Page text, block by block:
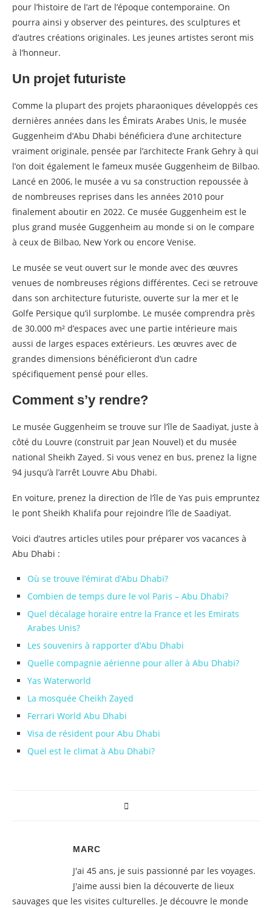
pour l’histoire de l’art de l’époque contemporaine. On
pourra ainsi y observer des peintures, des sculptures et
d’autres créations originales. Les jeunes artistes seront mis
à l’honneur.
Un projet futuriste
Comme la plupart des projets pharaoniques développés ces
dernières années dans les Émirats Arabes Unis, le musée
Guggenheim d’Abu Dhabi bénéficiera d’une architecture
vraiment originale, pensée par l’architecte Frank Gehry à qui
l’on doit également le fameux musée Guggenheim de Bilbao.
Lancé en 2006, le musée a vu sa construction repoussée à
de nombreuses reprises dans les années 2010 pour
finalement aboutir en 2022. Ce musée Guggenheim est le
plus grand musée Guggenheim au monde si on le compare
à ceux de Bilbao, New York ou encore Venise.
Le musée se veut ouvert sur le monde avec des œuvres
venues de nombreuses régions différentes. Ceci se retrouve
dans son architecture futuriste, ouverte sur la mer et le
Golfe Persique qu’il surplombe. Le musée comprendra près
de 30.000 m² d’espaces avec une partie intérieure mais
aussi de larges espaces extérieurs. Les œuvres avec de
grandes dimensions bénéficieront d’un cadre
spécifiquement pensé pour elles.
Comment s’y rendre?
Le musée Guggenheim se trouve sur l’île de Saadiyat, juste à
côté du Louvre (construit par Jean Nouvel) et du musée
national Sheikh Zayed. Si vous venez en bus, prenez la ligne
94 jusqu’à l’arrêt Louvre Abu Dhabi.
En voiture, prenez la direction de l’île de Yas puis empruntez
le pont Sheikh Khalifa pour rejoindre l’île de Saadiyat.
Voici d’autres articles utiles pour préparer vos vacances à
Abu Dhabi :
Où se trouve l’émirat d’Abu Dhabi?
Combien de temps dure le vol Paris – Abu Dhabi?
Quel décalage horaire entre la France et les Emirats
Arabes Unis?
Les souvenirs à rapporter d’Abu Dhabi
Quelle compagnie aérienne pour aller à Abu Dhabi?
Yas Waterworld
La mosquée Cheikh Zayed
Ferrari World Abu Dhabi
Visa de résident pour Abu Dhabi
Quel est le climat à Abu Dhabi?
MARC
J'ai 45 ans, je suis passionné par les voyages.
J'aime aussi bien la découverte de lieux
sauvages que les visites culturelles. Je découvre le monde